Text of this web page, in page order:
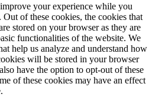
your experience while you
of these cookies, the cookies that
stored on your browser as they are
functionalities of the website. We
help us analyze and understand how
will be stored in your browser
have the option to opt-out of these
of these cookies may have an effect